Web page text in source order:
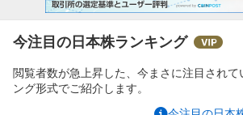
今注目の日本株ランキング
閲覧者数が急上昇した、今まさに注目されて
ング形式でご紹介します。